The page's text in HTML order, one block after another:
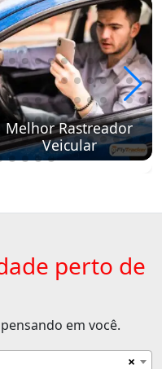
Melhor Rastreador
Veicular
perto de
em você.
×